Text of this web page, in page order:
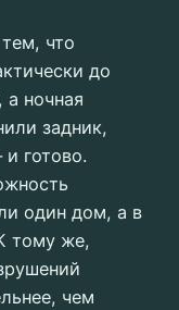
что
до
а ночная
задник,
готово.
один дом, а в
тому же,
чем